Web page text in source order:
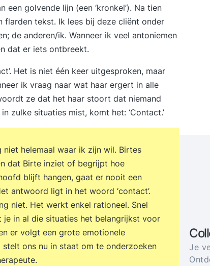
golvende lijn (een ‘kronkel’). Na tien
tekst. Ik lees bij deze cliënt onder
de anderen/ik. Wanneer ik veel antoniemen
dat er iets ontbreekt.
Het is niet één keer uitgesproken, maar
ik vraag naar wat haar ergert in alle
ze dat het haar stoort dat niemand
zulke situaties mist, komt het: ‘Contact.’
helemaal waar ik zijn wil. Birtes
dat Birte inziet of begrijpt hoe
blijft hangen, gaat er nooit een
antwoord ligt in het woord ‘contact’.
niet. Het werkt enkel rationeel. Snel
je in al die situaties het belangrijkst voor
er volgt een grote emotionele
stelt ons nu in staat om te onderzoeken
Je